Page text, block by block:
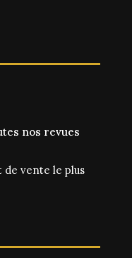
nos revues
vente le plus